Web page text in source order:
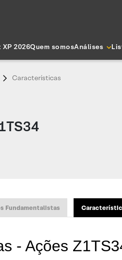
XP 2026Quem somosAnálises
Características
Fundamentalistas
- Ações